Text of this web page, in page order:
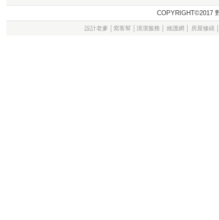
設計老爹 窩客幫 清潔服務 維護網 房屋修繕